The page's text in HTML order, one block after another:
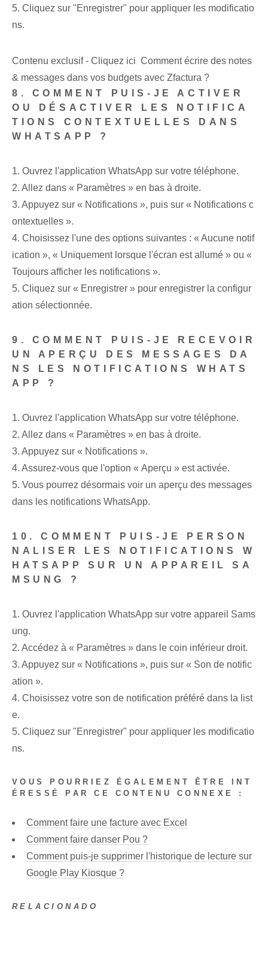
5. Cliquez sur "Enregistrer" pour appliquer les modificatio
ns.
Contenu exclusif - Cliquez ici Comment écrire des notes
& messages dans vos budgets avec Zfactura ?
8. COMMENT PUIS-JE ACTIVER
OU DÉSACTIVER LES NOTIFICA
TIONS CONTEXTUELLES DANS
WHATSAPP ?
1. Ouvrez l'application WhatsApp sur votre téléphone.
2. Allez dans « Paramètres » en bas à droite.
3. Appuyez sur « Notifications », puis sur « Notifications c
ontextuelles ».
4. Choisissez l'une des options suivantes : « Aucune notif
ication », « Uniquement lorsque l'écran est allumé » ou «
Toujours afficher les notifications ».
5. Cliquez sur « Enregistrer » pour enregistrer la configur
ation sélectionnée.
9. COMMENT PUIS-JE RECEVOIR
UN APERÇU DES MESSAGES DA
NS LES NOTIFICATIONS WHATS
APP ?
1. Ouvrez l'application WhatsApp sur votre téléphone.
2. Allez dans « Paramètres » en bas à droite.
3. Appuyez sur « Notifications ».
4. Assurez-vous que l'option « Aperçu » est activée.
5. Vous pourrez désormais voir un aperçu des messages
dans les notifications WhatsApp.
10. COMMENT PUIS-JE PERSON
NALISER LES NOTIFICATIONS W
HATSAPP SUR UN APPAREIL SA
MSUNG ?
1. Ouvrez l'application WhatsApp sur votre appareil Sams
ung.
2. Accédez à « Paramètres » dans le coin inférieur droit.
3. Appuyez sur « Notifications », puis sur « Son de notific
ation ».
4. Choisissez votre son de notification préféré dans la list
e.
5. Cliquez sur "Enregistrer" pour appliquer les modificatio
ns.
VOUS POURRIEZ ÉGALEMENT ÊTRE INT
ÉRESSÉ PAR CE CONTENU CONNEXE :
Comment faire une facture avec Excel
Comment faire danser Pou ?
Comment puis-je supprimer l'historique de lecture sur
Google Play Kiosque ?
RELACIONADO